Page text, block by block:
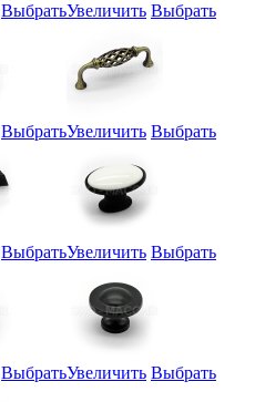
ВыбратьУвеличить Выбрать
ВыбратьУвеличить Выбрать
ВыбратьУвеличить Выбрать
ВыбратьУвеличить Выбрать